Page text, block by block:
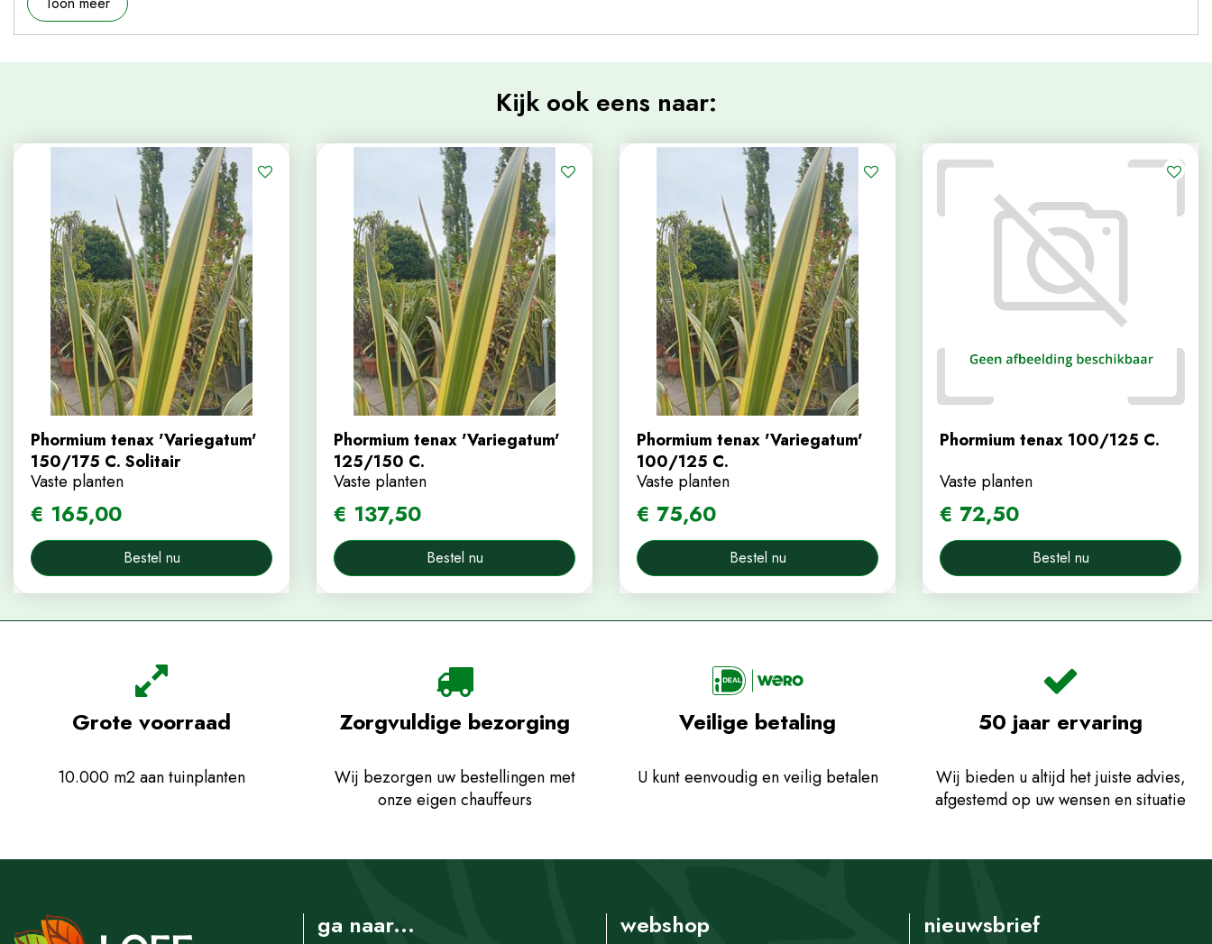
Kijk ook eens naar:
Phormium tenax 'Variegatum'
150/175 C. Solitair
Vaste planten
€ 165,00
Bestel nu
Phormium tenax 'Variegatum'
125/150 C.
Vaste planten
€ 137,50
Bestel nu
Phormium tenax 'Variegatum'
100/125 C.
Vaste planten
€ 75,60
Bestel nu
Phormium tenax 100/125 C.
Vaste planten
€ 72,50
Bestel nu
Grote voorraad
10.000 m2 aan tuinplanten
Zorgvuldige bezorging
Wij bezorgen uw bestellingen met
onze eigen chauffeurs
Veilige betaling
U kunt eenvoudig en veilig betalen
50 jaar ervaring
Wij bieden u altijd het juiste advies,
afgestemd op uw wensen en situatie
ga naar... webshop nieuwsbrief